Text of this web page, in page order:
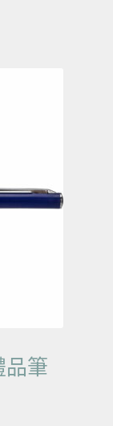
品筆